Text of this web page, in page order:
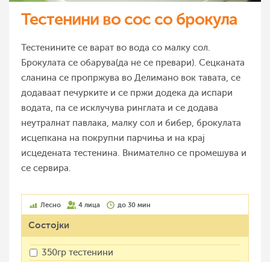
Тестенини во сос со брокула
Тестенините се варат во вода со малку сол.
Брокулата се обарува(да не се превари). Сецканата
сланина се пропржува во Делимано вок тавата, се
додаваат печурките и се пржи додека да испари
водата, па се исклучува ринглата и се додава
неутралнат павлака, малку сол и бибер, брокулата
исцепкана на покрупни парчиња и на крај
исцедената тестенина. Внимателно се промешува и
се сервира.
Лесно 4 лица до 30 мин
Состојки
350гр тестенини